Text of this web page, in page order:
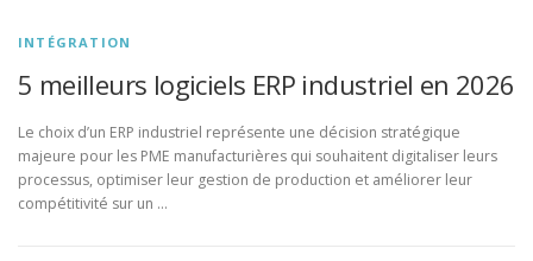
INTÉGRATION
5 meilleurs logiciels ERP industriel en 2026
Le choix d’un ERP industriel représente une décision stratégique
majeure pour les PME manufacturières qui souhaitent digitaliser leurs
processus, optimiser leur gestion de production et améliorer leur
compétitivité sur un …